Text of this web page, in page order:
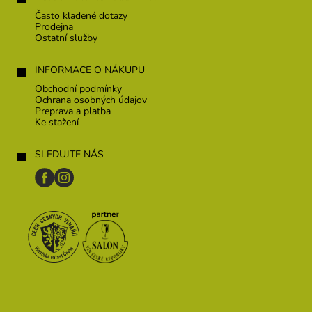
Často kladené dotazy
Prodejna
Ostatní služby
INFORMACE O NÁKUPU
Obchodní podmínky
Ochrana osobných údajov
Preprava a platba
Ke stažení
SLEDUJTE NÁS